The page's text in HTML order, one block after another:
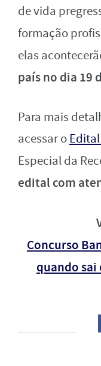
de vida
formação
elas
país no dia 19
Para mais
acessar o
Especial da
edital com
Concurso
quando sai